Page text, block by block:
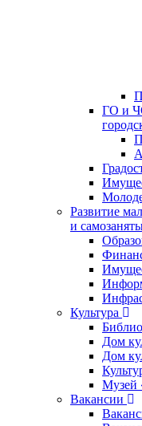
ГО и
Развитие
и
Культура
Дом
Дом
Музей
Вакансии